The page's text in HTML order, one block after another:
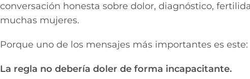
conversación honesta sobre dolor, diagnóstico,
muchas mujeres.
Porque uno de los mensajes más importantes es este:
La regla no debería doler de forma incapacitante.